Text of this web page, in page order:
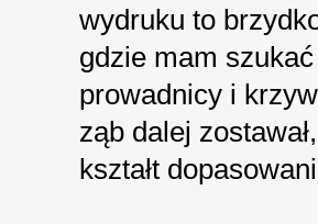
wydruku to
gdzie mam
prowadnicy i
ząb dalej
kształt